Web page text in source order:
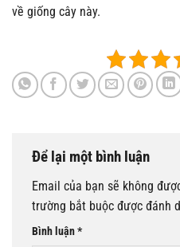
về giống cây này.
Để lại một bình luận
Email của bạn sẽ không
trường bắt buộc được đánh
Bình luận*